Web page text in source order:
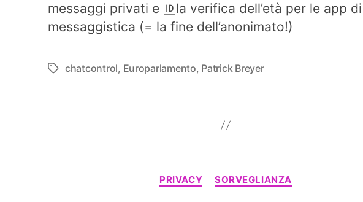
messaggi privati e 🆔la verifica dell’età per le app di
messaggistica (= la fine dell’anonimato!)
Tag chatcontrol, Europarlamento, Patrick Breyer
Categorie
PRIVACY SORVEGLIANZA